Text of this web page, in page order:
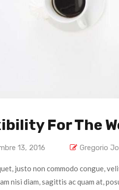
For The
13, 2016 Gregorio
justo non commodo congue,
nisi diam, sagittis ac quam at,